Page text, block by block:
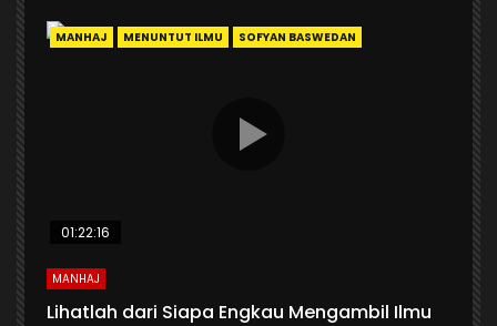
MANHAJ MENUNTUT ILMU SOFYAN BASWEDAN
01:22:16
MANHAJ
Lihatlah dari Siapa Engkau Mengambil Ilmu